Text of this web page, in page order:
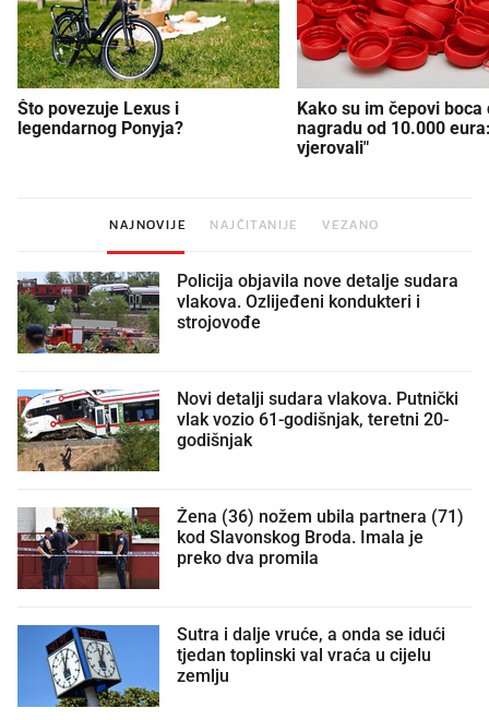
Što povezuje Lexus i
legendarnog Ponyja?
Kako su im čepovi boca
nagradu od 10.000
vjerovali"
NAJNOVIJE NAJČITANIJE VEZANO
Policija objavila nove detalje sudara
vlakova. Ozlijeđeni kondukteri i
strojovođe
Novi detalji sudara vlakova. Putnički
vlak vozio 61-godišnjak, teretni 20-
godišnjak
Žena (36) nožem ubila partnera (71)
kod Slavonskog Broda. Imala je
preko dva promila
Sutra i dalje vruće, a onda se idući
tjedan toplinski val vraća u cijelu
zemlju